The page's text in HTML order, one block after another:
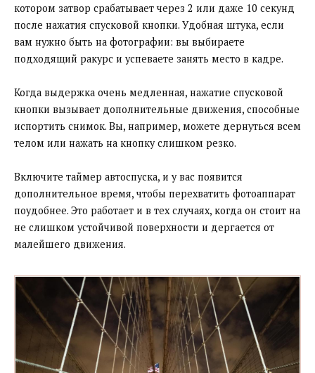
котором затвор срабатывает через 2 или даже 10 секунд
после нажатия спусковой кнопки. Удобная штука, если
вам нужно быть на фотографии: вы выбираете
подходящий ракурс и успеваете занять место в кадре.
Когда выдержка очень медленная, нажатие спусковой
кнопки вызывает дополнительные движения, способные
испортить снимок. Вы, например, можете дернуться всем
телом или нажать на кнопку слишком резко.
Включите таймер автоспуска, и у вас появится
дополнительное время, чтобы перехватить фотоаппарат
поудобнее. Это работает и в тех случаях, когда он стоит на
не слишком устойчивой поверхности и дергается от
малейшего движения.